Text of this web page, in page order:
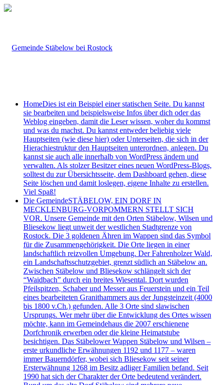
HomeDies ist ein Beispiel einer statischen Seite. Du kannst
sie bearbeiten und beispielsweise Infos über dich oder das
Weblog eingeben, damit die Leser wissen, woher du kommst
und was du machst. Du kannst entweder beliebig viele
Hauptseiten (wie diese hier) oder Unterseiten, die sich in der
Hierachiestruktur den Hauptseiten unterordnen, anlegen. Du
kannst sie auch alle innerhalb von WordPress ändern und
verwalten. Als stolzer Besitzer eines neuen WordPress-Blogs,
solltest du zur Übersichtsseite, dem Dashboard gehen, diese
Seite löschen und damit loslegen, eigene Inhalte zu erstellen.
Viel Spaß!
Die GemeindeSTÄBELOW, EIN DORF IN
MECKLENBURG-VORPOMMERN STELLT SICH
VOR. Unsere Gemeinde mit den Orten Stäbelow, Wilsen und
Bliesekow liegt unweit der westlichen Stadtgrenze von
Rostock. Die 3 goldenen Ähren im Wappen sind das Symbol
für die Zusammengehörigkeit. Die Orte liegen in einer
landschaftlich reizvollen Umgebung. Der Fahrenholzer Wald,
ein Landschaftsschutzgebiet, grenzt südlich an Stäbelow an.
Zwischen Stäbelow und Bliesekow schlängelt sich der
“Waidbach” durch ein breites Wiesental. Dort wurden
Pfeilspitzen, Schaber und Messer aus Feuerstein und ein Teil
eines bearbeiteten Granithammers aus der Jungsteinzeit (4000
bis 1800 v.Ch.) gefunden. Alle 3 Orte sind slawischen
Ursprungs. Wer mehr über die Entwicklung des Ortes wissen
möchte, kann im Gemeindehaus die 2007 erschienene
Dorfchronik erwerben oder die kleine Heimatstube
besichtigen. Das Stäbelower Wappen Stäbelow und Wilsen –
erste urkundliche Erwähnungen 1192 und 1177 – waren
immer Bauerndörfer, wobei sich Bliesekow seit seiner
Ersterwähnung 1268 im Besitz adliger Familien befand. Seit
1990 hat sich der Charakter der Orte bedeutend verändert.